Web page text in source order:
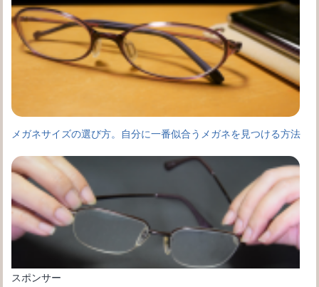
メガネサイズの選び方。自分に一番似合うメガネを見つける方法
スポンサー